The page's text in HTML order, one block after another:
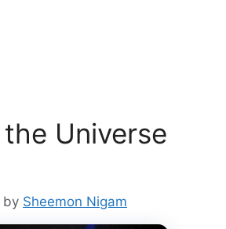
Universe
by Sheemon Nigam